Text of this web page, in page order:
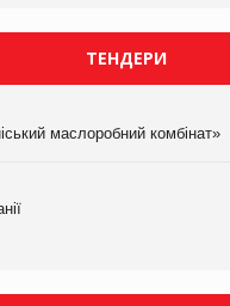
ТЕНДЕРИ
маслоробний комбінат»